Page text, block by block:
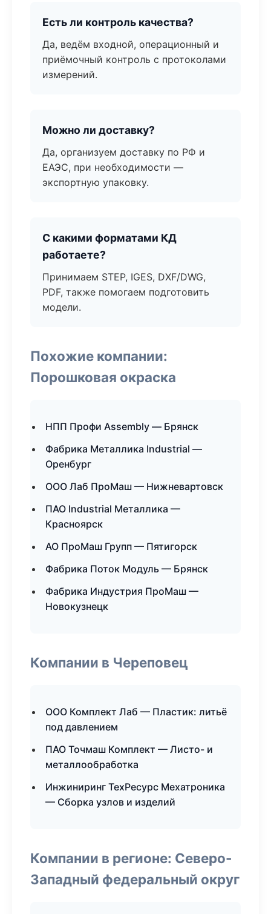
Есть ли контроль качества?
Да, ведём входной, операционный и
приёмочный контроль с протоколами
измерений.
Можно ли доставку?
Да, организуем доставку по РФ и
ЕАЭС, при необходимости —
экспортную упаковку.
С какими форматами КД
работаете?
Принимаем STEP, IGES, DXF/DWG,
PDF, также помогаем подготовить
модели.
Похожие компании:
Порошковая окраска
НПП Профи Assembly — Брянск
Фабрика Металлика Industrial —
Оренбург
ООО Лаб ПроМаш — Нижневартовск
ПАО Industrial Металлика —
Красноярск
АО ПроМаш Групп — Пятигорск
Фабрика Поток Модуль — Брянск
Фабрика Индустрия ПроМаш —
Новокузнецк
Компании в Череповец
ООО Комплект Лаб — Пластик: литьё
под давлением
ПАО Точмаш Комплект — Листо- и
металлообработка
Инжиниринг ТехРесурс Мехатроника
— Сборка узлов и изделий
Компании в регионе: Северо-
Западный федеральный округ